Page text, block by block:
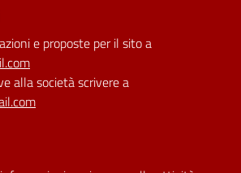
e proposte per il sito a
alla società scrivere a